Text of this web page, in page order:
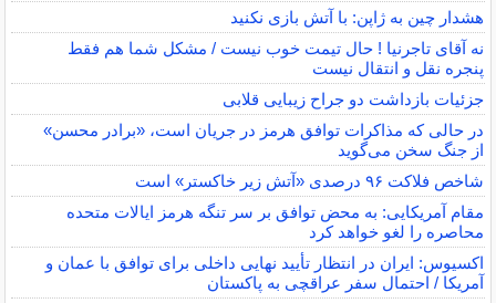
هشدار چین به ژاپن: با آتش بازی نکنید
نه آقای تاجرنیا ! حال تیمت خوب نیست / مشکل شما هم فقط
پنجره نقل و انتقال نیست
جزئیات بازداشت دو جراح زیبایی قلابی
در حالی که مذاکرات توافق هرمز در جریان است، «برادر محسن»
از جنگ سخن می‌گوید
شاخص فلاکت ۹۶ درصدی «آتش زیر خاکستر» است
مقام آمریکایی: به محض توافق بر سر تنگه هرمز ایالات متحده
محاصره را لغو خواهد کرد
اکسیوس: ایران در انتظار تأیید نهایی داخلی برای توافق با عمان و
آمریکا / احتمال سفر عراقچی به پاکستان